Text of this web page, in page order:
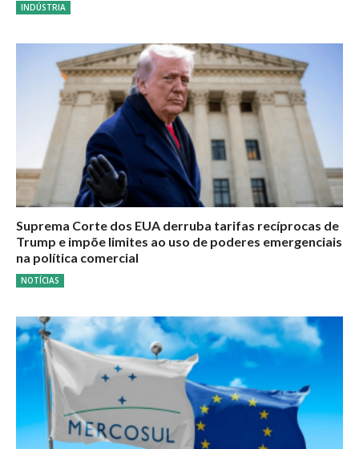
INDÚSTRIA
Suprema Corte dos EUA derruba tarifas recíprocas de
Trump e impõe limites ao uso de poderes emergenciais
na política comercial
NOTÍCIAS